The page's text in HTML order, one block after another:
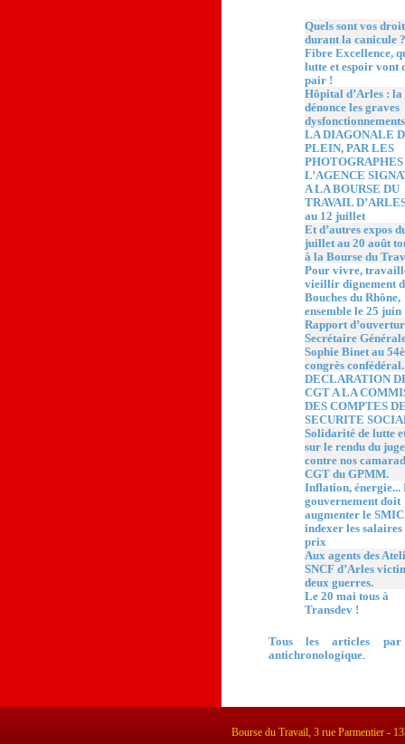
Quels sont vos
durant la canicule ?
Fibre Excellence,
lutte et espoir vont
pair !
Hôpital d’Arles : la
dénonce les graves
dysfonctionnements
LA DIAGONALE
PLEIN, PAR LES
PHOTOGRAPHES
L’AGENCE
A LA BOURSE DU
TRAVAIL
au 12 juillet
Et d’autres expos
juillet au 20 août
à la Bourse du
Pour vivre,
vieillir dignement
Bouches du Rhône,
ensemble le 25 juin
Rapport
Secrétaire
Sophie Binet au
congrès confédéral.
DECLARATION
CGT A LA
DES COMPTES
SECURITE
Solidarité de lutte
sur le rendu du
contre nos
CGT du GPMM.
Inflation, énergie...
gouvernement doit
augmenter le SMIC
indexer les salaires
prix
Aux agents des
SNCF d’Arles
deux guerres.
Le 20 mai tous à
Transdev !
Tous les articles
antichronologique.
Bourse du Travail, 3 rue Parmentier -